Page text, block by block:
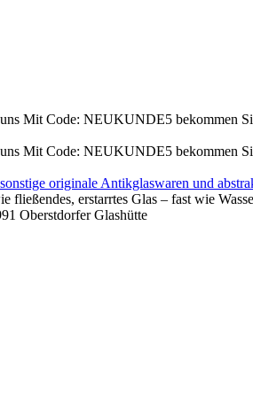
Mit Code: NEUKUNDE5 bekommen
Mit Code: NEUKUNDE5 bekommen
sonstige originale Antikglaswaren und
erstarrtes Glas – fast wie
Oberstdorfer Glashütte